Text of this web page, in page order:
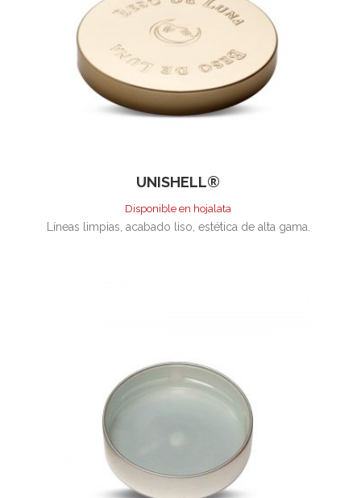
UNISHELL®
Disponible en hojalata
Líneas limpias, acabado liso, estética de alta gama.